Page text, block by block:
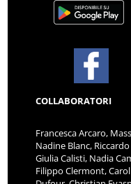
COLLABORATORI
Francesca Arcaro,
Nadine Blanc,
Giulia Calisti, Nadia
Filippo Clermont,